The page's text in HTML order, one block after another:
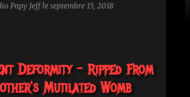
Papy Jeffle septembre 15, 2018
Deformity - Ripped From
Mutilated Womb